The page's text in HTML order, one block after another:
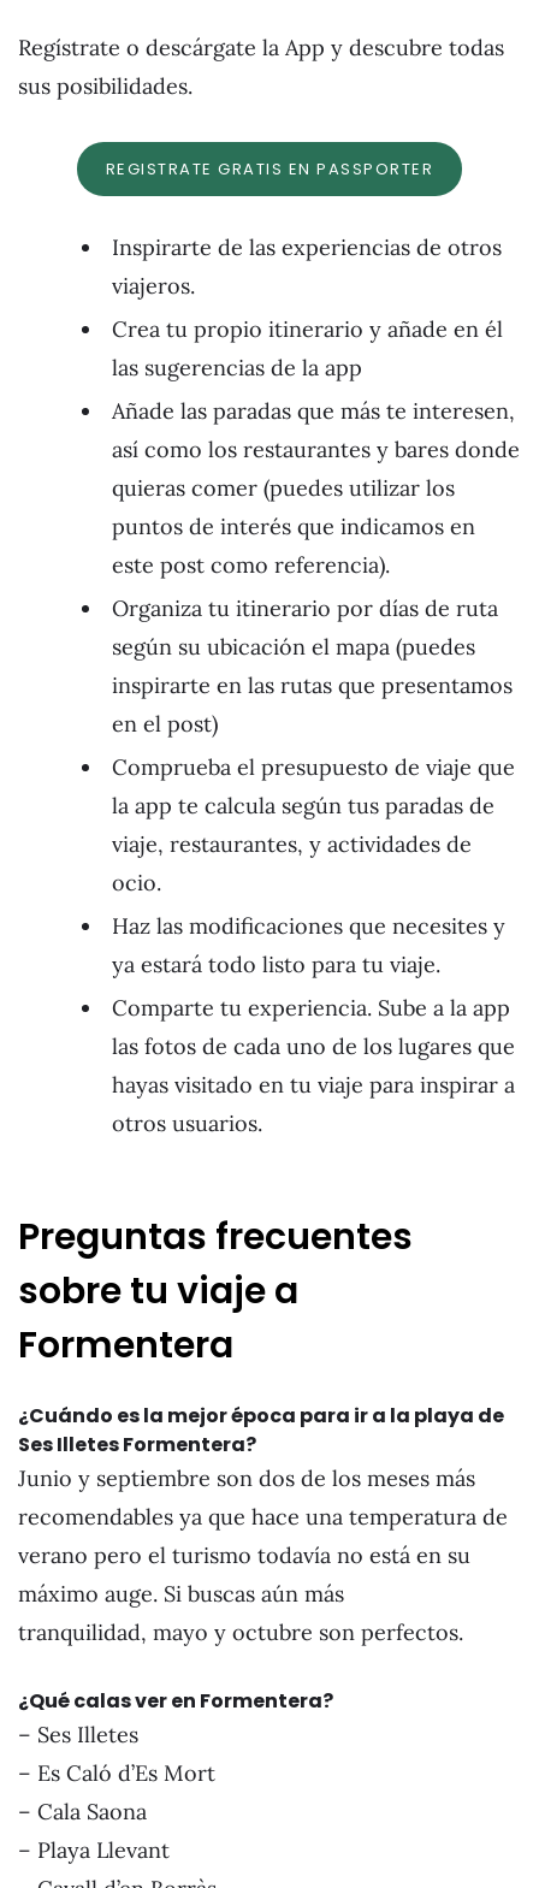
Regístrate o descárgate la App y descubre todas
sus posibilidades.
REGISTRATE GRATIS EN PASSPORTER
Inspirarte de las experiencias de otros
viajeros.
Crea tu propio itinerario y añade en él
las sugerencias de la app
Añade las paradas que más te interesen,
así como los restaurantes y bares donde
quieras comer (puedes utilizar los
puntos de interés que indicamos en
este post como referencia).
Organiza tu itinerario por días de ruta
según su ubicación el mapa (puedes
inspirarte en las rutas que presentamos
en el post)
Comprueba el presupuesto de viaje que
la app te calcula según tus paradas de
viaje, restaurantes, y actividades de
ocio.
Haz las modificaciones que necesites y
ya estará todo listo para tu viaje.
Comparte tu experiencia. Sube a la app
las fotos de cada uno de los lugares que
hayas visitado en tu viaje para inspirar a
otros usuarios.
Preguntas frecuentes
sobre tu viaje a
Formentera
¿Cuándo es la mejor época para ir a la playa de
Ses Illetes Formentera?
Junio y septiembre son dos de los meses más
recomendables ya que hace una temperatura de
verano pero el turismo todavía no está en su
máximo auge. Si buscas aún más
tranquilidad, mayo y octubre son perfectos.
¿Qué calas ver en Formentera?
– Ses Illetes
– Es Caló d’Es Mort
– Cala Saona
– Playa Llevant